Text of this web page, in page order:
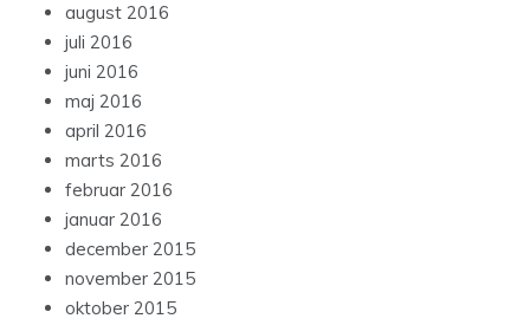
august 2016
juli 2016
juni 2016
maj 2016
april 2016
marts 2016
februar 2016
januar 2016
december 2015
november 2015
oktober 2015